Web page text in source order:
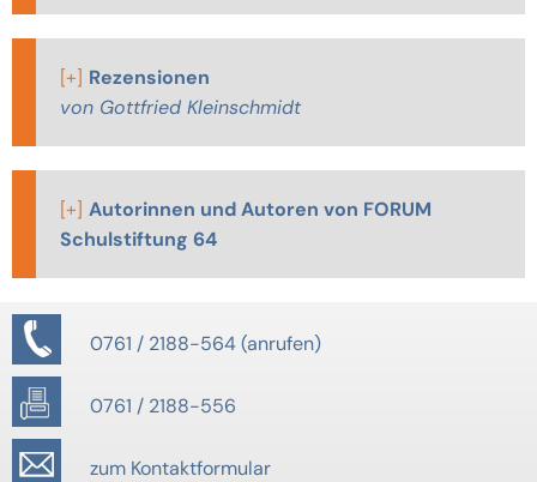
[+] Rezensionen
von Gottfried Kleinschmidt
[+] Autorinnen und Autoren von FORUM
Schulstiftung 64
0761 / 2188-564
0761 / 2188-556
zum Kontaktformular